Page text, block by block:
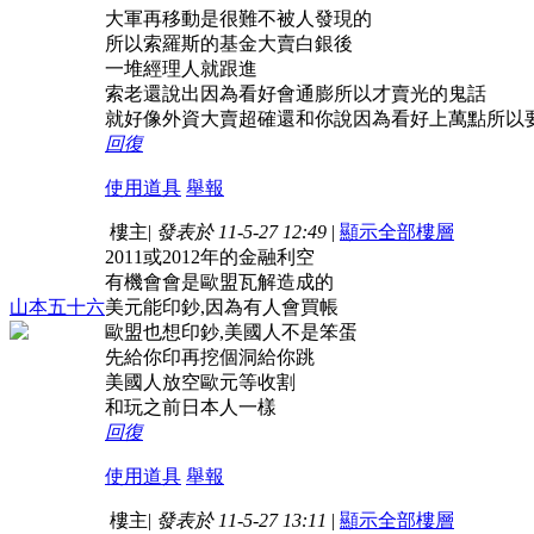
大軍再移動是很難不被人發現的
所以索羅斯的基金大賣白銀後
一堆經理人就跟進
索老還說出因為看好會通膨所以才賣光的鬼話
就好像外資大賣超確還和你說因為看好上萬點所以
回復
使用道具 舉報
山本五十六
樓主| 發表於 11-5-27 12:49 | 顯示全部樓層
2011或2012年的金融利空
有機會會是歐盟瓦解造成的
美元能印鈔,因為有人會買帳
歐盟也想印鈔,美國人不是笨蛋
先給你印再挖個洞給你跳
美國人放空歐元等收割
和玩之前日本人一樣
回復
使用道具 舉報
樓主| 發表於 11-5-27 13:11 | 顯示全部樓層